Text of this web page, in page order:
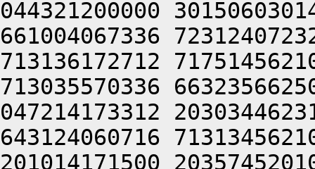
044321200000
661004067336
713136172712
713035570336
047214173312
643124060716
201014171500